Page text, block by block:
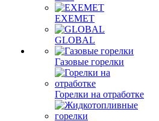
EXEMET
GLOBAL
Газовые горелки
Горелки на отработке